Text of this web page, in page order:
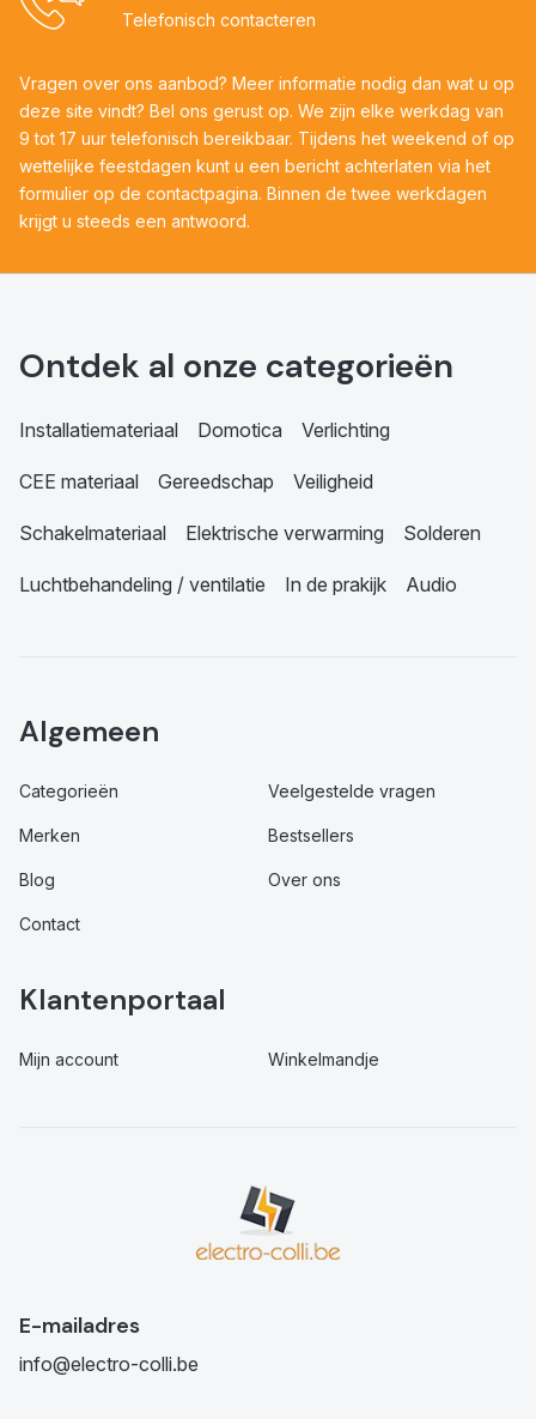
Telefonisch contacteren
Vragen over ons aanbod? Meer informatie nodig dan wat u op
deze site vindt? Bel ons gerust op. We zijn elke werkdag van
9 tot 17 uur telefonisch bereikbaar. Tijdens het weekend of op
wettelijke feestdagen kunt u een bericht achterlaten via het
formulier op de contactpagina. Binnen de twee werkdagen
krijgt u steeds een antwoord.
Ontdek al onze categorieën
Installatiemateriaal Domotica Verlichting
CEE materiaal Gereedschap Veiligheid
Schakelmateriaal Elektrische verwarming Solderen
Luchtbehandeling / ventilatie In de prakijk Audio
Algemeen
Categorieën Veelgestelde vragen
Merken Bestsellers
Blog Over ons
Contact
Klantenportaal
Mijn account Winkelmandje
E-mailadres
info@electro-colli.be